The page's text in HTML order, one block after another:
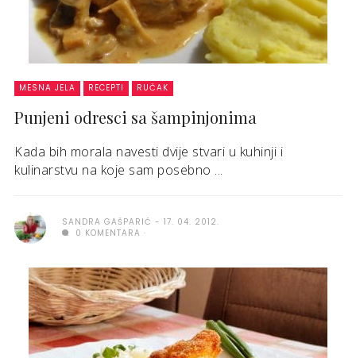
MESNA JELA RECEPTI RUČAK
Punjeni odresci sa šampinjonima
Kada bih morala navesti dvije stvari u kuhinji i
kulinarstvu na koje sam posebno ...
SANDRA GAŠPARIĆ
17. 04. 2012.
0 KOMENTARA